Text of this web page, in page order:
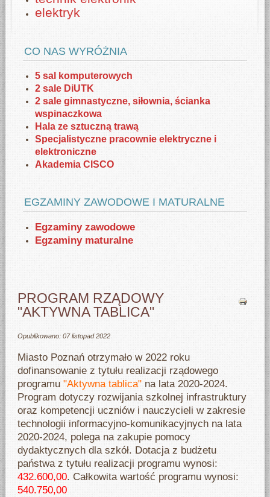
elektryk
CO NAS WYRÓŻNIA
5 sal komputerowych
2 sale DiUTK
2 sale gimnastyczne, siłownia, ścianka
wspinaczkowa
Hala ze sztuczną trawą
Specjalistyczne pracownie elektryczne i
elektroniczne
Akademia CISCO
EGZAMINY ZAWODOWE I MATURALNE
Egzaminy zawodowe
Egzaminy maturalne
PROGRAM RZĄDOWY
"AKTYWNA TABLICA"
Opublikowano: 07 listopad 2022
Miasto Poznań otrzymało w 2022 roku
dofinansowanie z tytułu realizacji rządowego
programu "Aktywna tablica"na lata 2020-2024.
Program dotyczy rozwijania szkolnej infrastruktury
oraz kompetencji uczniów i nauczycieli w zakresie
technologii informacyjno-komunikacyjnych na lata
2020-2024, polega na zakupie pomocy
dydaktycznych dla szkół. Dotacja z budżetu
państwa z tytułu realizacji programu wynosi:
432.600,00. Całkowita wartość programu wynosi:
540.750,00